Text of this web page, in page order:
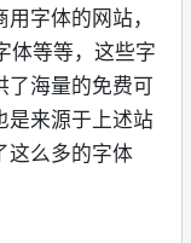
字体的网站，
体等等，这些字
了海量的免费可
是来源于上述站
这么多的字体